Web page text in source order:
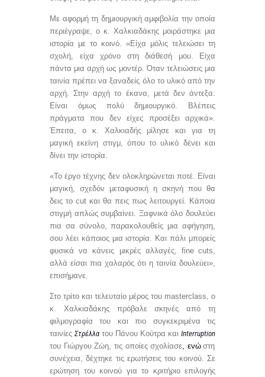
Με αφορμή τη δημιουργική αμφιβολία την οποία
περιέγραψε, ο κ. Χαλκιαδάκης μοιράστηκε μια
ιστορία με το κοινό. «Είχα μόλις τελειώσει τη
σχολή, είχα χρόνο στη διάθεσή μου. Είχα
πάντα μια αρχή ως μοντέρ. Όταν τελειώσεις μια
ταινία πρέπει να ξαναδείς όλο το υλικό από την
αρχή. Στην αρχή το έκανα, μετά δεν άντεξα.
Είναι όμως πολύ δημιουργικό. Βλέπεις
πράγματα που δεν είχες προσέξει αρχικά».
Έπειτα, ο κ. Χαλκιαδής μίλησε και για τη
μαγική εκείνη στιγμ, όπου το υλικό δένει και
δίνει την ιστορία.
«Το έργο τέχνης δεν ολοκληρώνεται ποτέ. Είναι
μαγική, σχεδόν μεταφυσική η σκηνή που θα
δεις το cut και θα πεις πως λειτουργεί. Κάποια
στιγμή απλώς συμβαίνει. Ξαφνικά όλο δουλεύει
πια σα σύνολο, παρακολουθείς μια αφήγηση,
σου λέει κάποιος μια ιστορία. Και πάλι μπορείς
φυσικά να κάνεις μικρές αλλαγές, fine cuts
αλλά είσαι πια χαλαρός ότι η ταινία δουλεύει»,
επισήμανε.
Στο τρίτο και τελευταίο μέρος του masterclass , ο
κ. Χαλκιαδάκης πρόβαλε σκηνές από τη
φιλμογραφία του και πιο συγκεκριμένα τις
ταινίες Στρέλλα του Πάνου Κούτρα και Interruption
του Γιώργου Ζώη, τις οποίες σχολίασε , ενώ στη
συνέχεια, δέχτηκε τις ερωτήσεις του κοινού. Σε
ερώτηση του κοινού για το κριτήριο επιλογής